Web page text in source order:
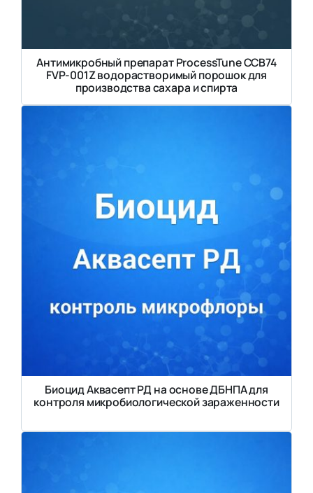
Антимикробный препарат ProcessTune CCB74
FVP-001Z водорастворимый порошок для
производства сахара и спирта
Биоцид Аквасепт РД на основе ДБНПА для
контроля микробиологической зараженности